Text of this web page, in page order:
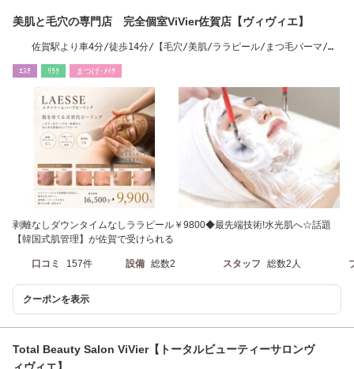
美肌と毛穴の専門店 完全個室ViVier佐賀店【ヴィヴィエ】
佐賀駅より車4分/徒歩14分/【毛穴/美肌/ララピール/まつ毛パーマ/脱
ｴｽﾃ ﾘﾗｸ まつげ･ﾒｲｸ
剥離なしダウンタイムなしララピール￥9800◆最先端技術!水光肌へ☆話題
【韓国式肌管理】が佐賀で受けられる
口コミ 157件 設備 総数2 スタッフ 総数2人
クーポンを表示
Total Beauty Salon ViVier【トータルビューティーサロンヴ